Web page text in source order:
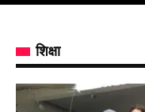
शिक्षा